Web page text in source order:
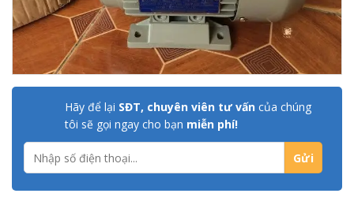
Hãy để lại SĐT, chuyên viên tư vấn của chúng
tôi sẽ gọi ngay cho bạn miễn phí!